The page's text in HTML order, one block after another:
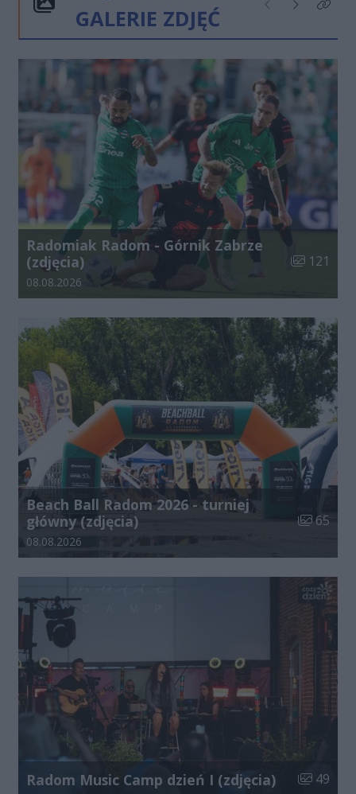
GALERIE ZDJĘĆ
Poprzednie
NastępneKliknij
Radomiak Radom - Górnik Zabrze
(zdjęcia)
Liczba
121
Data dodania galerii:
08.08.2026
Beach Ball Radom 2026 - turniej
główny (zdjęcia)
Liczba
65
Data dodania galerii:
08.08.2026
Radom Music Camp dzień I (zdjęcia) Liczba
49